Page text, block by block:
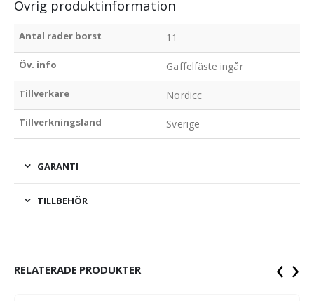
Övrig produktinformation
Antal rader borst 11
Öv. info Gaffelfäste ingår
Tillverkare Nordicc
Tillverkningsland Sverige
GARANTI
TILLBEHÖR
RELATERADE PRODUKTER ‹ ›